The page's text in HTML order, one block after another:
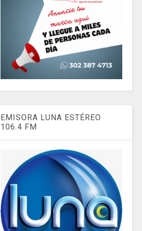
EMISORA LUNA ESTÉREO
106.4 FM